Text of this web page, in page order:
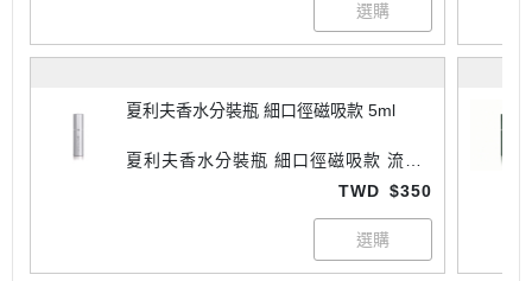
夏利夫香水分裝瓶 細口徑磁吸款 5ml
夏利夫香水分裝瓶 細口徑磁吸款 流光
TWD $350